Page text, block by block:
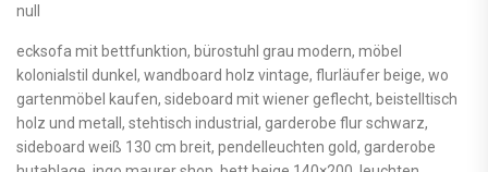
null
ecksofa mit bettfunktion, bürostuhl grau modern, möbel
kolonialstil dunkel, wandboard holz vintage, flurläufer beige, wo
gartenmöbel kaufen, sideboard mit wiener geflecht, beistelltisch
holz und metall, stehtisch industrial, garderobe flur schwarz,
sideboard weiß 130 cm breit, pendelleuchten gold, garderobe